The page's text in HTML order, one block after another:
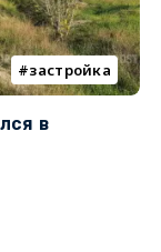
застройка
в